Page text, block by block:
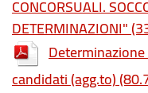
CONCORSUALI.
DETERMINAZIONI"
candidati (agg.to)